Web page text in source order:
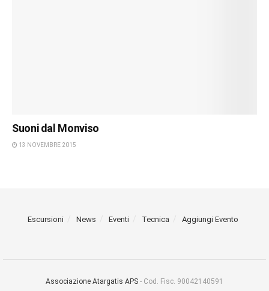
Suoni dal Monviso
13 NOVEMBRE 2015
Escursioni News Eventi Tecnica Aggiungi Evento
Associazione Atargatis APS - Cod. Fisc. 90042140591